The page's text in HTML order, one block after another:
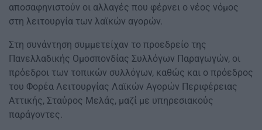
αποσαφηνιστούν οι αλλαγές που φέρνει ο νέος νόμος
στη λειτουργία των λαϊκών αγορών.
Στη συνάντηση συμμετείχαν το προεδρείο της
Πανελλαδικής Ομοσπονδίας Συλλόγων Παραγωγών, οι
πρόεδροι των τοπικών συλλόγων, καθώς και ο πρόεδρος
του Φορέα Λειτουργίας Λαϊκών Αγορών Περιφέρειας
Αττικής, Σταύρος Μελάς, μαζί με υπηρεσιακούς
παράγοντες.